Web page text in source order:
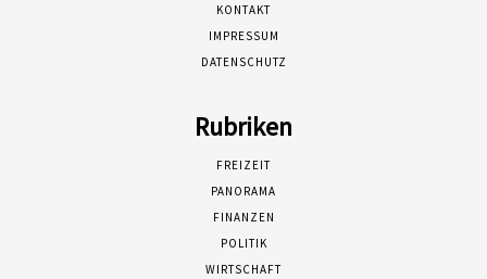
KONTAKT
IMPRESSUM
DATENSCHUTZ
Rubriken
FREIZEIT
PANORAMA
FINANZEN
POLITIK
WIRTSCHAFT